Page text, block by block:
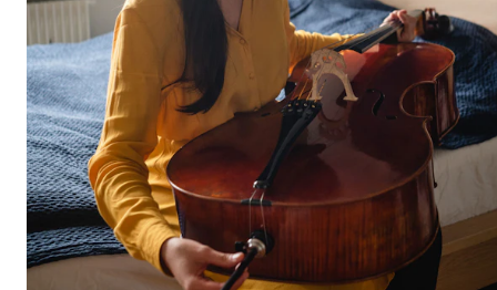
NordART
Prosjekter
Publikasjoner
INTERNASJONALT
Utveksling